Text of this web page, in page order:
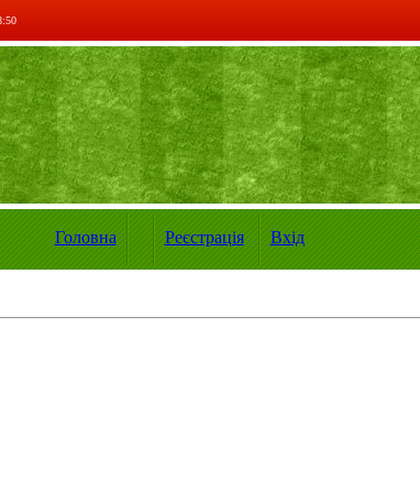
Головна Реєстрація Вхід